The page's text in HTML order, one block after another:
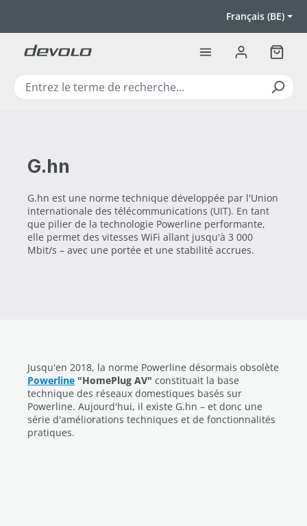
Français (BE)
Le
G.hn
G.hn est une norme technique développée par l'Union
internationale des télécommunications (UIT). En tant
que pilier de la technologie Powerline performante,
elle permet des vitesses WiFi allant jusqu'à 3 000
Mbit/s – avec une portée et une stabilité accrues.
Jusqu'en 2018, la norme Powerline désormais obsolète
Powerline "HomePlug AV" constituait la base
technique des réseaux domestiques basés sur
Powerline. Aujourd'hui, il existe G.hn – et donc une
série d'améliorations techniques et de fonctionnalités
pratiques.